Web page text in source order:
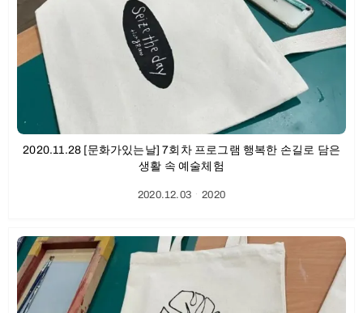
2020.11.28 [문화가있는날] 7회차 프로그램 행복한 손길로 담은
생활 속 예술체험
2020.12.03ㆍ2020